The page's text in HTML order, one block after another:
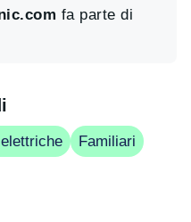
fa parte di
Familiari